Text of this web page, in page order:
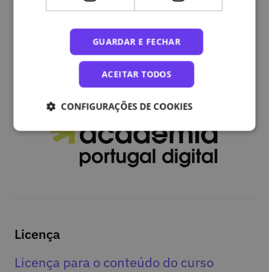
Organizações
Licença
Licença para o conteúdo do curso
GUARDAR E FECHAR
ACEITAR TODOS
CONFIGURAÇÕES DE COOKIES